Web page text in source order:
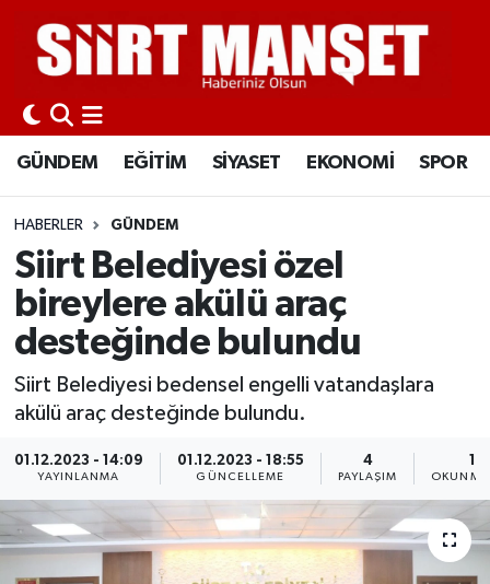
GÜNDEM EĞİTİM SİYASET EKONOMİ SPOR
HABERLER GÜNDEM
Siirt Belediyesi özel
bireylere akülü araç
desteğinde bulundu
Siirt Belediyesi bedensel engelli vatandaşlara
akülü araç desteğinde bulundu.
01.12.2023 - 14:09
YAYINLANMA
01.12.2023 - 18:55
GÜNCELLEME
4
PAYLAŞIM
1
OKUNMA
GÜNDEM
EĞİTİM
SİYASET
EKONOMİ
SPOR
İLÇELER
KÜLTÜR-SANAT
SAĞLIK-YAŞAM
Siirt Nöbetçi Eczaneler
Siirt Hava Durumu
Siirt Namaz Vakitleri
Siirt Trafik Yoğunluk Haritası
Süper Lig Puan Durumu ve Fikstür
Tüm Manşetler
Son Dakika Haberleri
Haber Arşivi